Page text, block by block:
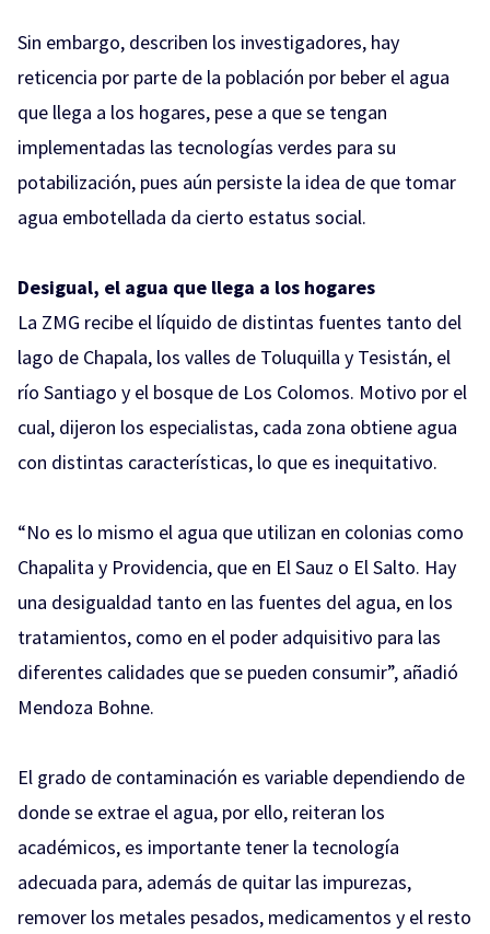
Sin embargo, describen los investigadores, hay
reticencia por parte de la población por beber el agua
que llega a los hogares, pese a que se tengan
implementadas las tecnologías verdes para su
potabilización, pues aún persiste la idea de que tomar
agua embotellada da cierto estatus social.
Desigual, el agua que llega a los hogares
La ZMG recibe el líquido de distintas fuentes tanto del
lago de Chapala, los valles de Toluquilla y Tesistán, el
río Santiago y el bosque de Los Colomos. Motivo por el
cual, dijeron los especialistas, cada zona obtiene agua
con distintas características, lo que es inequitativo.
“No es lo mismo el agua que utilizan en colonias como
Chapalita y Providencia, que en El Sauz o El Salto. Hay
una desigualdad tanto en las fuentes del agua, en los
tratamientos, como en el poder adquisitivo para las
diferentes calidades que se pueden consumir”, añadió
Mendoza Bohne.
El grado de contaminación es variable dependiendo de
donde se extrae el agua, por ello, reiteran los
académicos, es importante tener la tecnología
adecuada para, además de quitar las impurezas,
remover los metales pesados, medicamentos y el resto